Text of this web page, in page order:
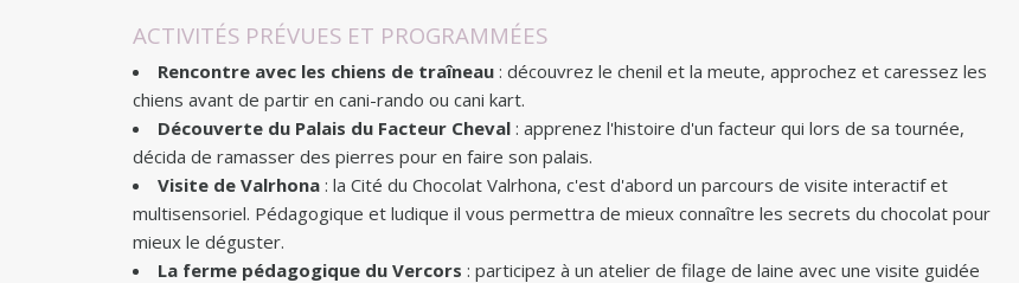
ACTIVITÉS PRÉVUES ET PROGRAMMÉES
Rencontre avec les chiens de traîneau : découvrez le chenil et la meute, approchez et caressez les
chiens avant de partir en cani-rando ou cani kart.
Découverte du Palais du Facteur Cheval : apprenez l'histoire d'un facteur qui lors de sa tournée,
décida de ramasser des pierres pour en faire son palais.
Visite de Valrhona : la Cité du Chocolat Valrhona, c'est d'abord un parcours de visite interactif et
multisensoriel. Pédagogique et ludique il vous permettra de mieux connaître les secrets du chocolat pour
mieux le déguster.
La ferme pédagogique du Vercors : participez à un atelier de filage de laine avec une visite guidée